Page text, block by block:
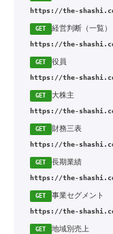
https://the-
GET 経営判断（一覧）
https://the-
GET 役員
https://the-
GET 大株主
https://the-
GET 財務三表
https://the-
GET 長期業績
https://the-
GET 事業セグメント
https://the-
GET 地域別売上